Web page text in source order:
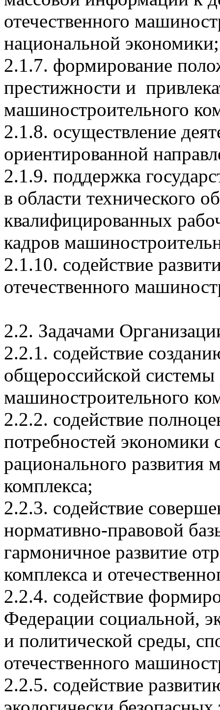
отечественного
национальной экономики;
2.1.7. формирование
престижности и
машиностроительного
2.1.8. осуществление
ориентированной
2.1.9. поддержка
в области технического
квалифицированных
кадров
2.1.10. содействие
отечественного
2.2. Задачами
2.2.1. содействие
общероссийской системы
машиностроительного
2.2.2. содействие
потребностей экономики
рационального развития
комплекса;
2.2.3. содействие
нормативно-правовой
гармоничное развитие
комплекса и
2.2.4. содействие
Федерации социальной,
и политической среды,
отечественного
2.2.5. содействие